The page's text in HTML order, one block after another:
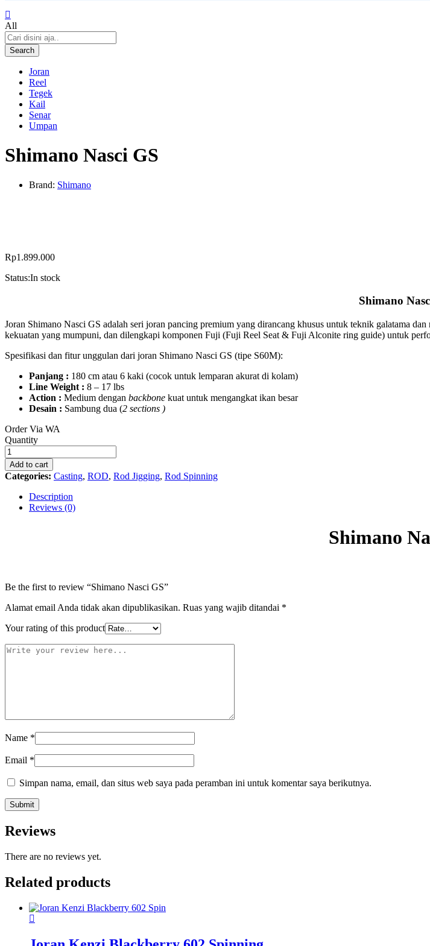
All
Search
Joran
Reel
Tegek
Kail
Senar
Umpan
Shimano Nasci GS
Brand: Shimano
Rp1.899.000
Status:In stock
Shimano
Joran Shimano Nasci GS adalah seri joran pancing premium yang dirancang khusus untuk teknik galatama
kekuatan yang mumpuni, dan dilengkapi komponen Fuji (Fuji Reel Seat & Fuji Alconite ring guide) untuk
Spesifikasi dan fitur unggulan dari joran Shimano Nasci GS (tipe S60M):
Panjang : 180 cm atau 6 kaki (cocok untuk lemparan akurat di kolam)
Line Weight : 8 – 17 lbs
Action : Medium dengan backbone kuat untuk mengangkat ikan besar
Desain : Sambung dua (2 sections )
Order Via WA
Shimano
Nasci
GS
quantity
Quantity
Add to cart
Categories: Casting, ROD, Rod Jigging, Rod Spinning
Description
Reviews (0)
Shimano
Be the first to review “Shimano Nasci GS”
Alamat email Anda tidak akan dipublikasikan. Ruas yang wajib ditandai *
Your rating of this product
Name *
Email *
Simpan nama, email, dan situs web saya pada peramban ini untuk komentar saya berikutnya.
Reviews
There are no reviews yet.
Related products